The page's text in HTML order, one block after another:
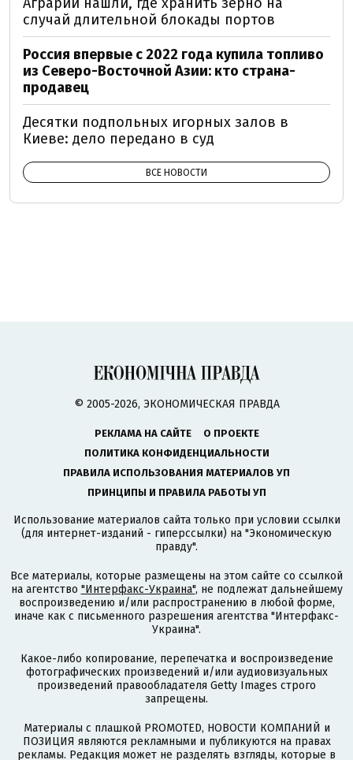
случай длительной блокады портов
Россия впервые с 2022 года купила топливо
из Северо-Восточной Азии: кто страна-
продавец
Десятки подпольных игорных залов в
Киеве: дело передано в суд
ВСЕ НОВОСТИ
© 2005-2026, ЭКОНОМИЧЕСКАЯ ПРАВДА
РЕКЛАМА НА САЙТЕ
О ПРОЕКТЕ
ПОЛИТИКА КОНФИДЕНЦИАЛЬНОСТИ
ПРАВИЛА ИСПОЛЬЗОВАНИЯ МАТЕРИАЛОВ УП
ПРИНЦИПЫ И ПРАВИЛА РАБОТЫ УП
Использование материалов сайта только при условии ссылки
(для интернет-изданий - гиперссылки) на "Экономическую
правду".
Все материалы, которые размещены на этом сайте со ссылкой
на агентство "Интерфакс-Украина", не подлежат дальнейшему
воспроизведению и/или распространению в любой форме,
иначе как с письменного разрешения агентства "Интерфакс-
Украина".
Какое-либо копирование, перепечатка и воспроизведение
фотографических произведений и/или аудиовизуальных
произведений правообладателя Getty Images строго
запрещены.
Материалы с плашкой PROMOTED, НОВОСТИ КОМПАНИЙ и
ПОЗИЦИЯ являются рекламными и публикуются на правах
рекламы. Редакция может не разделять взгляды, которые в